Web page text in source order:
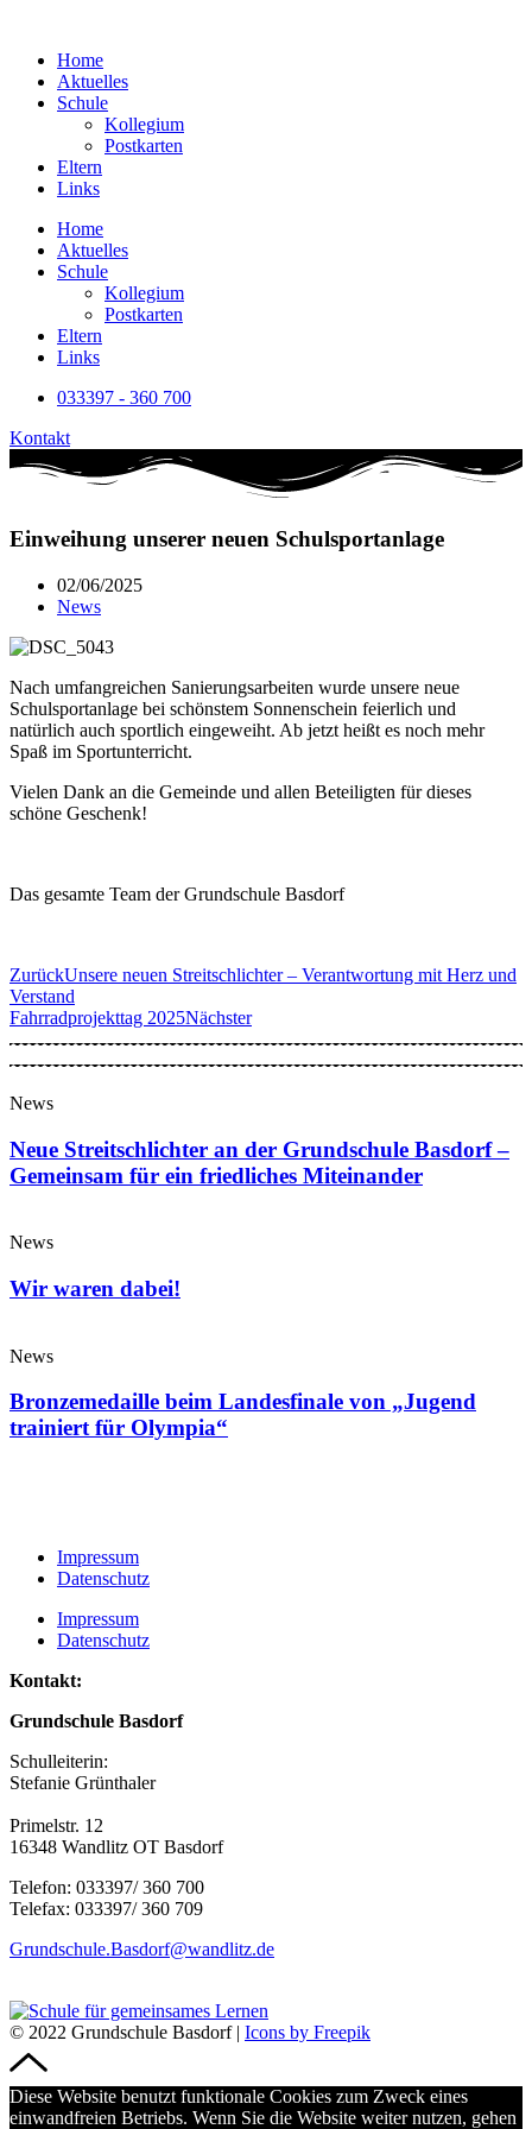
Home
Aktuelles
Schule
Kollegium
Postkarten
Eltern
Links
Home
Aktuelles
Schule
Kollegium
Postkarten
Eltern
Links
033397 - 360 700
Kontakt
Einweihung unserer neuen Schulsportanlage
02/06/2025
News
Nach umfangreichen Sanierungsarbeiten wurde unsere neue
Schulsportanlage bei schönstem Sonnenschein feierlich und
natürlich auch sportlich eingeweiht. Ab jetzt heißt es noch mehr
Spaß im Sportunterricht.
Vielen Dank an die Gemeinde und allen Beteiligten für dieses
schöne Geschenk!
Das gesamte Team der Grundschule Basdorf
ZurückUnsere neuen Streitschlichter – Verantwortung mit Herz und
Verstand
Fahrradprojekttag 2025Nächster
News
Neue Streitschlichter an der Grundschule Basdorf –
Gemeinsam für ein friedliches Miteinander
News
Wir waren dabei!
News
Bronzemedaille beim Landesfinale von „Jugend
trainiert für Olympia“
Impressum
Datenschutz
Impressum
Datenschutz
Kontakt:
Grundschule Basdorf
Schulleiterin:
Stefanie Grünthaler
Primelstr. 12
16348 Wandlitz OT Basdorf
Telefon: 033397/ 360 700
Telefax: 033397/ 360 709
Grundschule.Basdorf@wandlitz.de
© 2022 Grundschule Basdorf | Icons by Freepik
Diese Website benutzt funktionale Cookies zum Zweck eines
einwandfreien Betriebs. Wenn Sie die Website weiter nutzen, gehen